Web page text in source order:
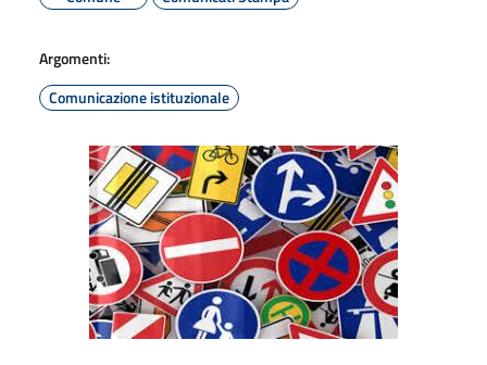
Argomenti:
Comunicazione istituzionale